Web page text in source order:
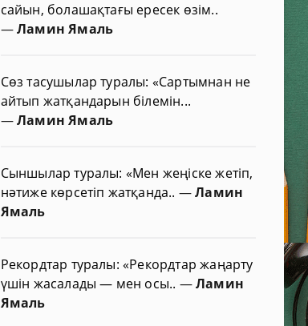
сайын, болашақтағы ересек өзім..
—Ламин Ямаль
Сөз тасушылар туралы: «Сартымнан не
айтып жатқандарын білемін...
—Ламин Ямаль
Сыншылар туралы: «Мен жеңіске жетіп,
нәтиже көрсетіп жатқанда.. —Ламин
Ямаль
Рекордтар туралы: «Рекордтар жаңарту
үшін жасалады — мен осы.. —Ламин
Ямаль